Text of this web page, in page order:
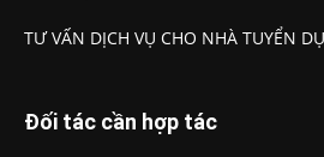
TƯ VẤN DỊCH VỤ CHO NHÀ TUYỂN
Đối tác cần hợp tác